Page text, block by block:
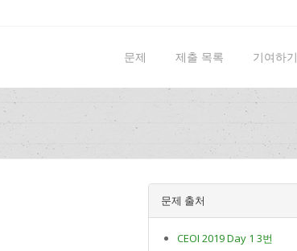
문제 제출 목록 기여하기
문제 출처
CEOI 2019 Day 1 3번